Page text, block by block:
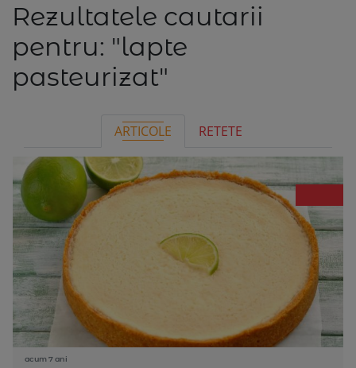
Rezultatele cautarii
pentru: "lapte
pasteurizat"
ARTICOLE RETETE
acum 7 ani